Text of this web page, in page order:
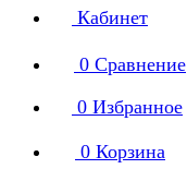
Кабинет
0 Сравнение
0 Избранное
0 Корзина